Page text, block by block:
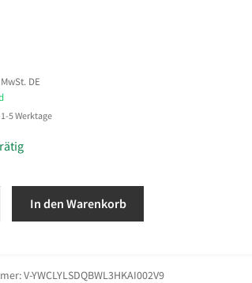
DE
5 Werktage
In den Warenkorb
V-YWCLYLSDQBWL3HKAI002V9